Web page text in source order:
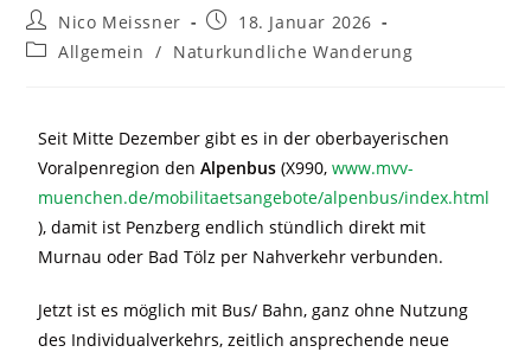
Nico Meissner
18. Januar 2026
Allgemein / Naturkundliche Wanderung
Seit Mitte Dezember gibt es in der oberbayerischen
Voralpenregion denAlpenbus (X990,www.mvv-
muenchen.de/mobilitaetsangebote/alpenbus/index.html
), damit ist Penzberg endlich stündlich direkt mit
Murnau oder Bad Tölz per Nahverkehr verbunden.
Jetzt ist es möglich mit Bus/ Bahn, ganz ohne Nutzung
des Individualverkehrs, zeitlich ansprechende neue